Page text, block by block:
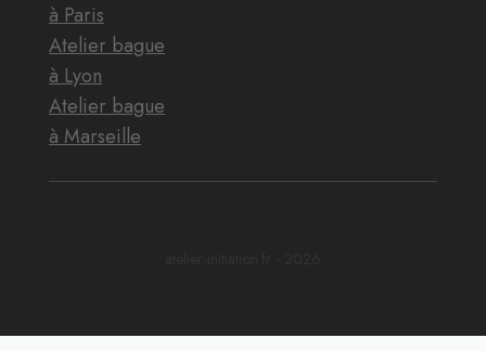
à Paris
Atelier bague
à Lyon
Atelier bague
à Marseille